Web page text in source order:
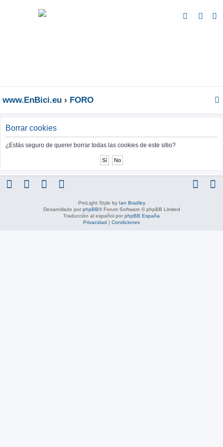
www.EnBici.eu FORO
Borrar cookies
¿Estás seguro de querer borrar todas las cookies de este sitio?
ProLight Style by Ian Bradley
Desarrollado por phpBB® Forum Software © phpBB Limited
Traducción al español por phpBB España
Privacidad | Condiciones